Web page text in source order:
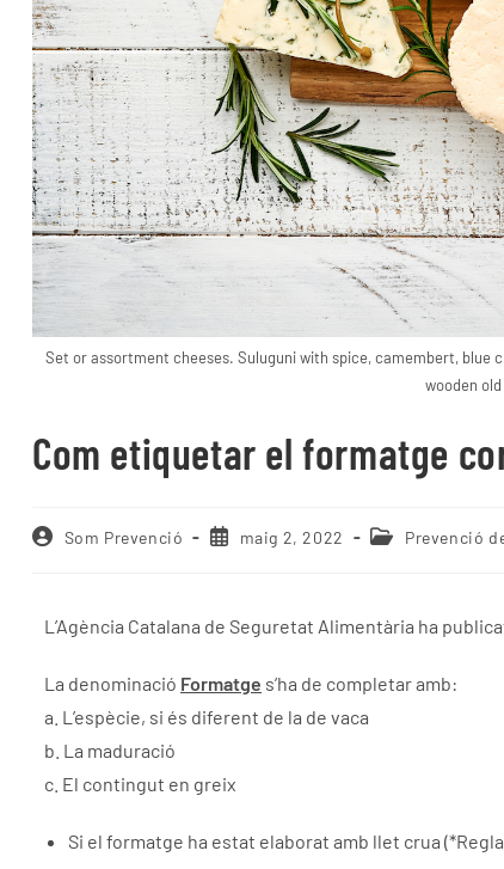
Set or assortment cheeses. Suluguni with spice, camembert, blue
wooden
Com etiquetar el formatge
Som Prevenció maig 2, 2022 Prevenció
L’Agència Catalana de Seguretat Alimentària ha
La denominació Formatge s’ha de completar amb:
a. L’espècie, si és diferent de la de vaca
b. La maduració
c. El contingut en greix
Si el formatge ha estat elaborat amb llet crua